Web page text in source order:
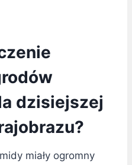
dzisiejszej
miały ogromny